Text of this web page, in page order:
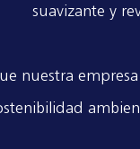
suavizante y
nuestra